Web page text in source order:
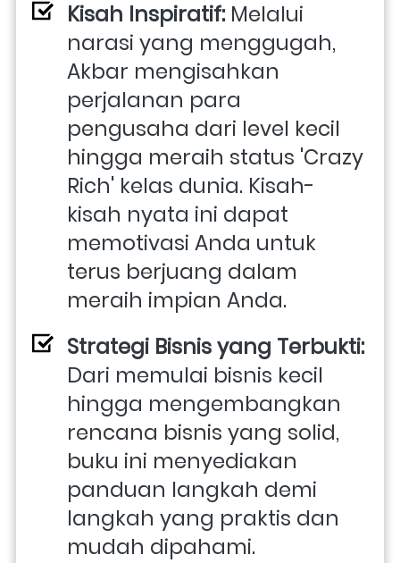
Kisah Inspiratif: Melalui
narasi yang menggugah,
Akbar mengisahkan
perjalanan para
pengusaha dari level kecil
hingga meraih status 'Crazy
Rich' kelas dunia. Kisah-
kisah nyata ini dapat
memotivasi Anda untuk
terus berjuang dalam
meraih impian Anda.
Strategi Bisnis yang Terbukti:
Dari memulai bisnis kecil
hingga mengembangkan
rencana bisnis yang solid,
buku ini menyediakan
panduan langkah demi
langkah yang praktis dan
mudah dipahami.